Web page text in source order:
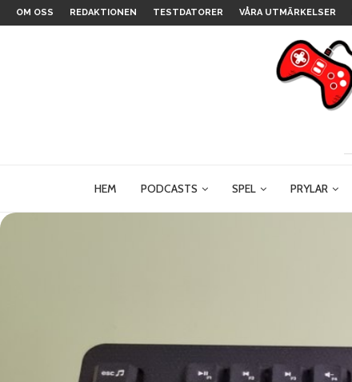
OM OSS REDAKTIONEN TESTDATORER VÅRA UTMÄRKELSER
HEM PODCASTS SPEL PRYLAR